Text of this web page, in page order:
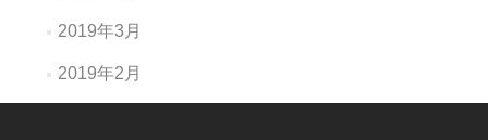
2019年3月
2019年2月